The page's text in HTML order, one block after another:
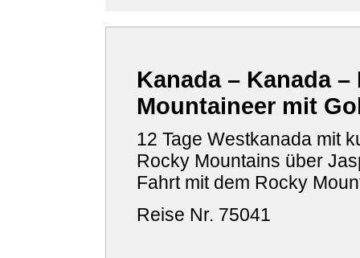
Kanada – Kanada
Mountaineer mit
12 Tage Westkanada mit
Rocky Mountains über
Fahrt mit dem Rocky
Reise Nr. 75041